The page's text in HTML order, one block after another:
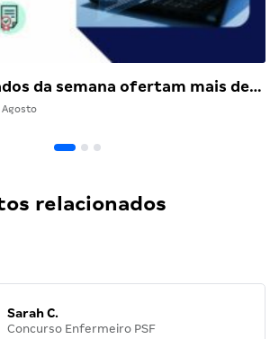
da semana ofertam mais de…
Agosto
relacionados
Sarah C.
Concurso Enfermeiro PSF